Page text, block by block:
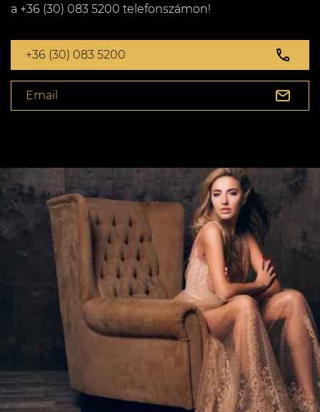
a +36 (30) 083 5200 telefonszámon!
+36 (30) 083 5200
Email